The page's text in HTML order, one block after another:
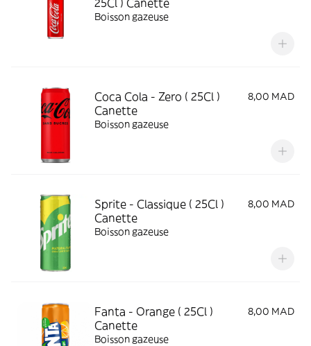
Boisson gazeuse
Coca Cola - Zero ( 25Cl )
Canette
8,00 MAD
Boisson gazeuse
Sprite - Classique ( 25Cl )
Canette
8,00 MAD
Boisson gazeuse
Fanta - Orange ( 25Cl )
Canette
8,00 MAD
Boisson gazeuse